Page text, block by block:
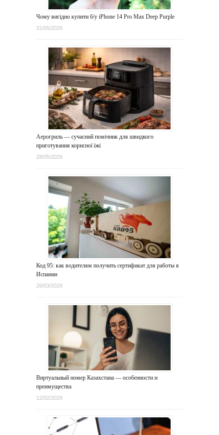
Чому вигідно купити б/у iPhone 14 Pro Max Deep Purple
31/05/2026
Аерогриль — сучасний помічник для швидкого
приготування корисної їжі
28/05/2026
Код 95: как водителям получить сертификат для работы в
Испании
26/03/2026
Виртуальный номер Казахстана — особенности и
преимущества
12/02/2026